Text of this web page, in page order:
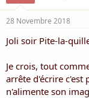
28 Novembre 2018
Joli soir Pite-la-
Je crois, tout
arrête d'écrire c'est
n'alimente son